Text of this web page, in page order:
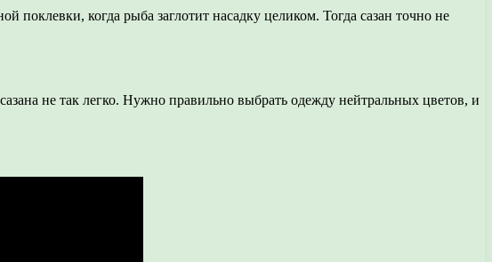
поклевки, когда рыба заглотит насадку целиком. Тогда сазан точно не
не так легко. Нужно правильно выбрать одежду нейтральных цветов, и